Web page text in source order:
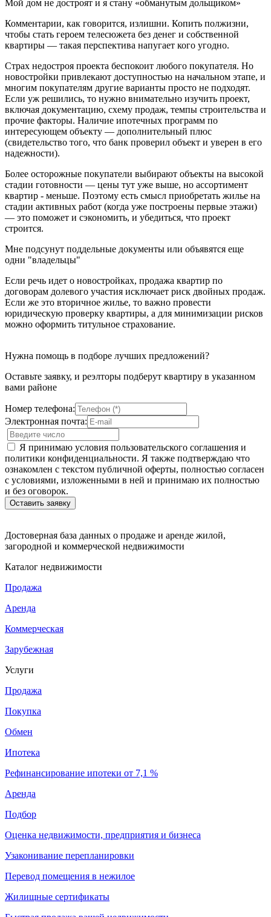
Мой дом не достроят и я стану «обманутым дольщиком»
Комментарии, как говорится, излишни. Копить полжизни,
чтобы стать героем телесюжета без денег и собственной
квартиры — такая перспектива напугает кого угодно.
Страх недостроя проекта беспокоит любого покупателя. Но
новостройки привлекают доступностью на начальном этапе, и
многим покупателям другие варианты просто не подходят.
Если уж решились, то нужно внимательно изучить проект,
включая документацию, схему продаж, темпы строительства и
прочие факторы. Наличие ипотечных программ по
интересующем объекту — дополнительный плюс
(свидетельство того, что банк проверил объект и уверен в его
надежности).
Более осторожные покупатели выбирают объекты на высокой
стадии готовности — цены тут уже выше, но ассортимент
квартир - меньше. Поэтому есть смысл приобретать жилье на
стадии активных работ (когда уже построены первые этажи)
— это поможет и сэкономить, и убедиться, что проект
строится.
Мне подсунут поддельные документы или объявятся еще
одни "владельцы"
Если речь идет о новостройках, продажа квартир по
договорам долевого участия исключает риск двойных продаж.
Если же это вторичное жилье, то важно провести
юридическую проверку квартиры, а для минимизации рисков
можно оформить титульное страхование.
Нужна помощь в подборе лучших предложений?
Оставьте заявку, и реэлторы подберут квартиру в указанном
вами районе
Номер телефона:
Электронная почта:
Я принимаю условия пользовательского соглашения и
политики конфиденциальности. Я также подтверждаю что
ознакомлен с текстом публичной оферты, полностью согласен
с условиями, изложенными в ней и принимаю их полностью
и без оговорок.
Достоверная база данных о продаже и аренде жилой,
загородной и коммерческой недвижимости
Каталог недвижимости
Продажа
Аренда
Коммерческая
Зарубежная
Услуги
Продажа
Покупка
Обмен
Ипотека
Рефинансирование ипотеки от 7,1 %
Аренда
Подбор
Оценка недвижимости, предприятия и бизнеса
Узаконивание перепланировки
Перевод помещения в нежилое
Жилищные сертификаты